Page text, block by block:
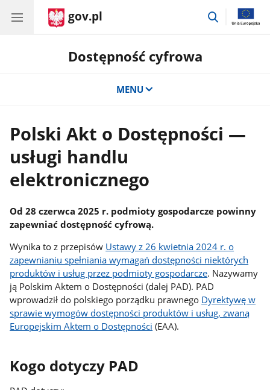
gov.pl
przejdź
Dostępność cyfrowa
MENU
Polski Akt o Dostępności —
usługi handlu
elektronicznego
Od 28 czerwca 2025 r. podmioty gospodarcze powinny
zapewniać dostępność cyfrową.
Wynika to z przepisów Ustawy z 26 kwietnia 2024 r. o
zapewnianiu spełniania wymagań dostępności niektórych
produktów i usług przez podmioty gospodarcze. Nazywamy
ją Polskim Aktem o Dostępności (dalej PAD). PAD
wprowadził do polskiego porządku prawnego Dyrektywę w
sprawie wymogów dostępności produktów i usług, zwaną
Europejskim Aktem o Dostępności (EAA).
Kogo dotyczy PAD